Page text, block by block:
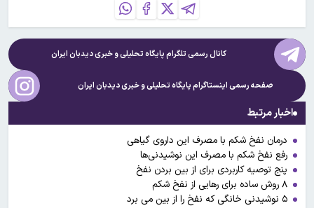
کانال رسمی تلگرام پایگاه تحلیلی و خبریدیدبان ایران
صفحه رسمی اینستاگرام پایگاه تحلیلی و خبریدیدبان ایران
اخبار مرتبط
درمان نفخ شکم با مصرف این داروی گیاهی
رفع نفخ شکم با مصرف این نوشیدنی‌ها
پنج توصیه کاربردی برای از بین بردن نفخ
۸ روش ساده برای رهایی از نفخ شکم
۵ نوشیدنی خانگی که نفخ را از بین می برد